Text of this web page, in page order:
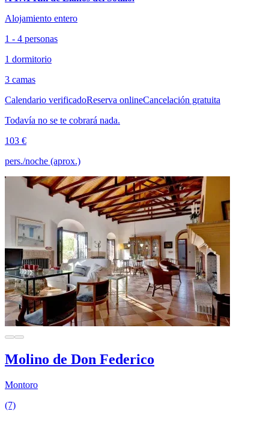
Alojamiento entero
1 - 4 personas
1 dormitorio
3 camas
Calendario verificadoReserva onlineCancelación gratuita
Todavía no se te cobrará nada.
103 €
pers./noche (aprox.)
Molino de Don Federico
Montoro
(7)